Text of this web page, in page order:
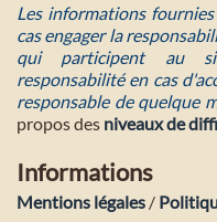
Les informations
cas engager la
qui participent au
responsabilité en cas
responsable de quelque
propos des niveaux de
Informations
Mentions légales /